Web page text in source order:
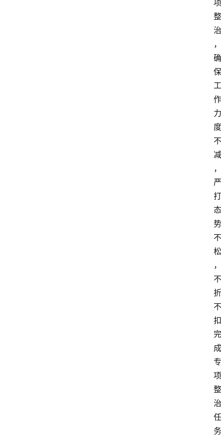
项
整
治
，
确
保
工
作
力
度
不
减
，
严
打
态
势
不
松
，
不
折
不
扣
完
成
专
项
整
治
任
务